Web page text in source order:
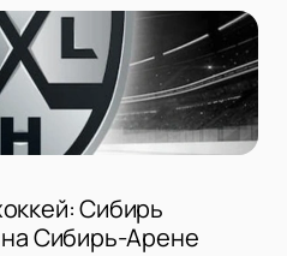
Сибирь
Сибирь-Арене